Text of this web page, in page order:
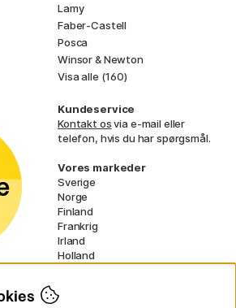
Lamy
Faber-Castell
Posca
Winsor & Newton
Visa alle (160)
Kundeservice
Kontakt osvia e-mail eller
telefon, hvis du har spørgsmål.
Vores markeder
Sverige
Norge
Finland
Frankrig
Irland
Holland
EU